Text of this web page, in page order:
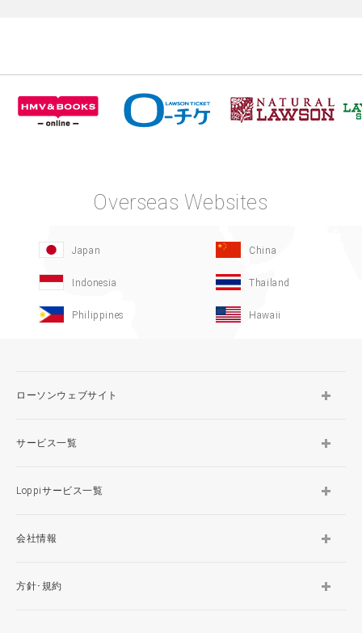
Overseas Websites
Japan China
Indonesia Thailand
Philippines Hawaii
ローソンウェブサイト
サービス一覧
Loppiサービス一覧
会社情報
方針･規約